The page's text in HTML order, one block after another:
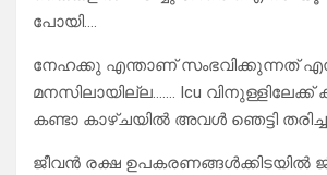
പോയി….
നേഹക്കു എന്താണ് സംഭവിക്കുന്നത്
മനസിലായില്ല……. Icu വിനുള്ളിലേക്ക്
കണ്ടാ കാഴ്ചയിൽ അവൾ ഞെട്ടി
ജീവൻ രക്ഷ ഉപകരണങ്ങൾക്കിടയിൽ